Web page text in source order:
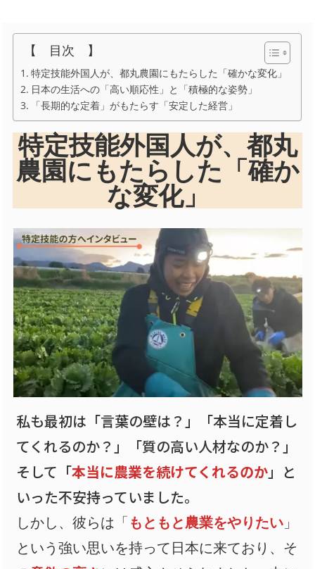
【 目次 】
特定技能外国人が、都丸農園にもたらした「確かな変化」
日本の生活への「高い順応性」と「積極的な姿勢」
「長期的な定着」がもたらす「安定した経営」
特定技能外国人が、都丸
農園にもたらした「確か
な変化」
私も最初は「言葉の壁は？」「本当に定着し
てくれるのか？」「質の高い人材なのか？」
そして「本当に農業を続けてくれるのか」と
いった不安持っていました。
しかし、彼らは「もともと農業をやりたい 」
という強い思いを持って日本に来ており、そ